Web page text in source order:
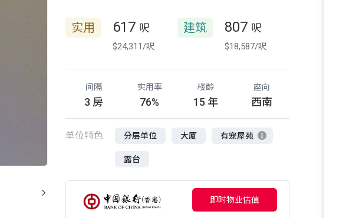
实用 617 呎
$24,311/呎
建筑 807 呎
$18,587/呎
间隔
3 房
实用率
76%
楼龄
15 年
座向
西南
单位特色 分层单位 大厦 有宠屋苑
露台
即时物业估值